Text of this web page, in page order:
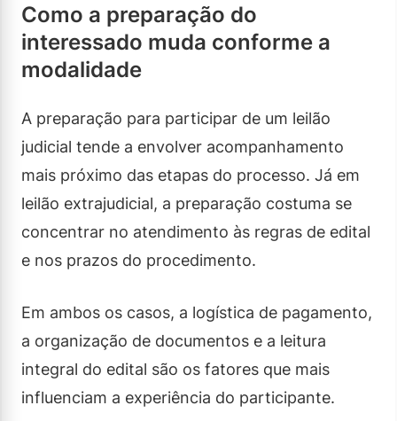
Como a preparação do
interessado muda conforme a
modalidade
A preparação para participar de um leilão
judicial tende a envolver acompanhamento
mais próximo das etapas do processo. Já em
leilão extrajudicial, a preparação costuma se
concentrar no atendimento às regras de edital
e nos prazos do procedimento.
Em ambos os casos, a logística de pagamento,
a organização de documentos e a leitura
integral do edital são os fatores que mais
influenciam a experiência do participante.